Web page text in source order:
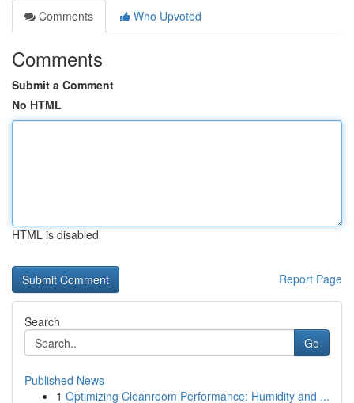
Comments
Who Upvoted
Comments
Submit a Comment
No HTML
HTML is disabled
Report Page
Search
Go
Published News
1 Optimizing Cleanroom Performance: Humidity and ...